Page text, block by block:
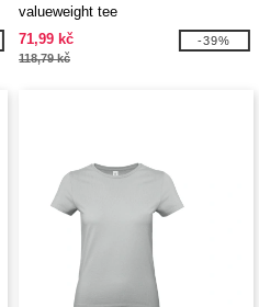
valueweight tee
71,99 kč
118,79 kč
-39%